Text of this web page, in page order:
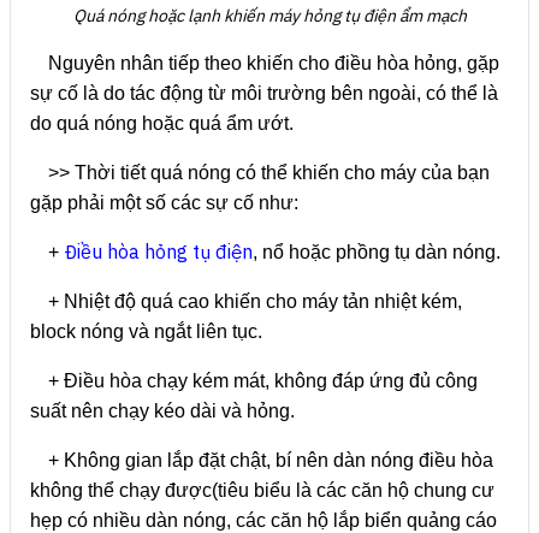
Quá nóng hoặc lạnh khiến máy hỏng tụ điện ẩm mạch
Nguyên nhân tiếp theo khiến cho điều hòa hỏng, gặp
sự cố là do tác động từ môi trường bên ngoài, có thể là
do quá nóng hoặc quá ẩm ướt.
>> Thời tiết quá nóng có thể khiến cho máy của bạn
gặp phải một số các sự cố như:
+ Điều hòa hỏng tụ điện, nổ hoặc phồng tụ dàn nóng.
+ Nhiệt độ quá cao khiến cho máy tản nhiệt kém,
block nóng và ngắt liên tục.
+ Điều hòa chạy kém mát, không đáp ứng đủ công
suất nên chạy kéo dài và hỏng.
+ Không gian lắp đặt chật, bí nên dàn nóng điều hòa
không thể chạy được(tiêu biểu là các căn hộ chung cư
hẹp có nhiều dàn nóng, các căn hộ lắp biển quảng cáo